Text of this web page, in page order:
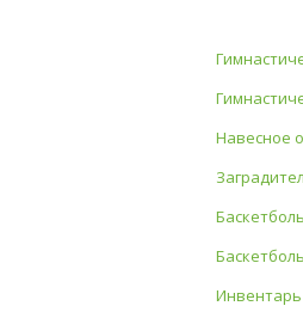
Навесное
Инвентарь